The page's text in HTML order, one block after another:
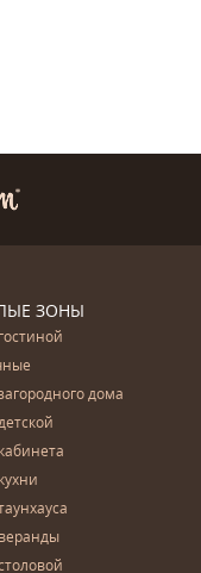
ЗОНЫ
дома